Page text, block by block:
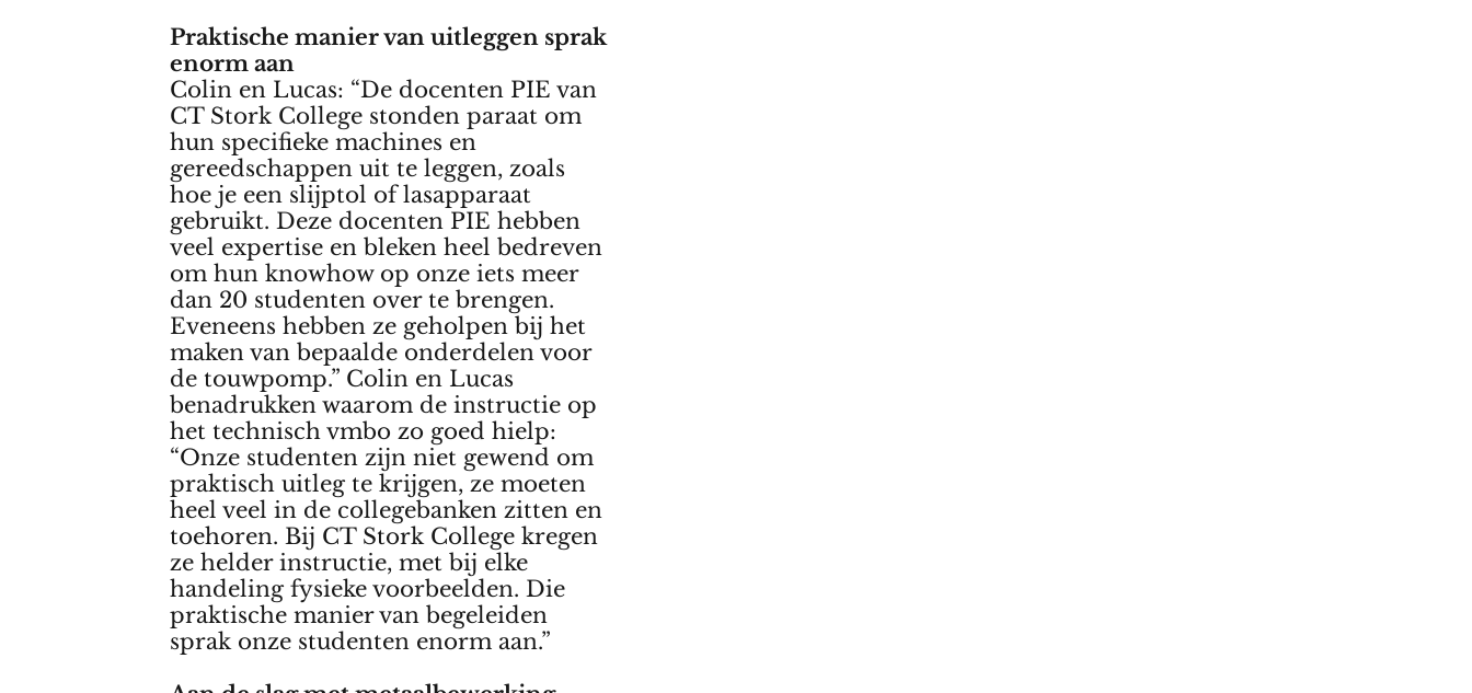
Praktische manier van uitleggen sprak
enorm aan
Colin en Lucas: “De docenten PIE van
CT Stork College stonden paraat om
hun specifieke machines en
gereedschappen uit te leggen, zoals
hoe je een slijptol of lasapparaat
gebruikt. Deze docenten PIE hebben
veel expertise en bleken heel bedreven
om hun knowhow op onze iets meer
dan 20 studenten over te brengen.
Eveneens hebben ze geholpen bij het
maken van bepaalde onderdelen voor
de touwpomp.” Colin en Lucas
benadrukken waarom de instructie op
het technisch vmbo zo goed hielp:
“Onze studenten zijn niet gewend om
praktisch uitleg te krijgen, ze moeten
heel veel in de collegebanken zitten en
toehoren. Bij CT Stork College kregen
ze helder instructie, met bij elke
handeling fysieke voorbeelden. Die
praktische manier van begeleiden
sprak onze studenten enorm aan.”